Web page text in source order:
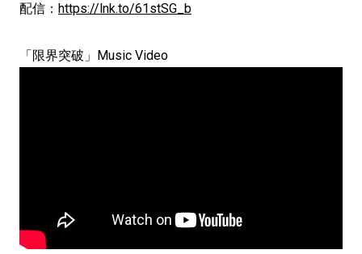
配信： https://lnk.to/61stSG_b
「限界突破」Music Video